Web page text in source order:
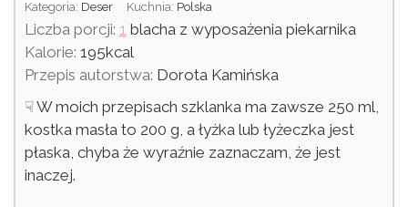
Kategoria: Deser Kuchnia: Polska
Liczba porcji: 1 blacha z wyposażenia piekarnika
Kalorie: 195kcal
Przepis autorstwa: Dorota Kamińska
☟ W moich przepisach szklanka ma zawsze 250 ml,
kostka masła to 200 g, a łyżka lub łyżeczka jest
płaska, chyba że wyraźnie zaznaczam, że jest
inaczej.